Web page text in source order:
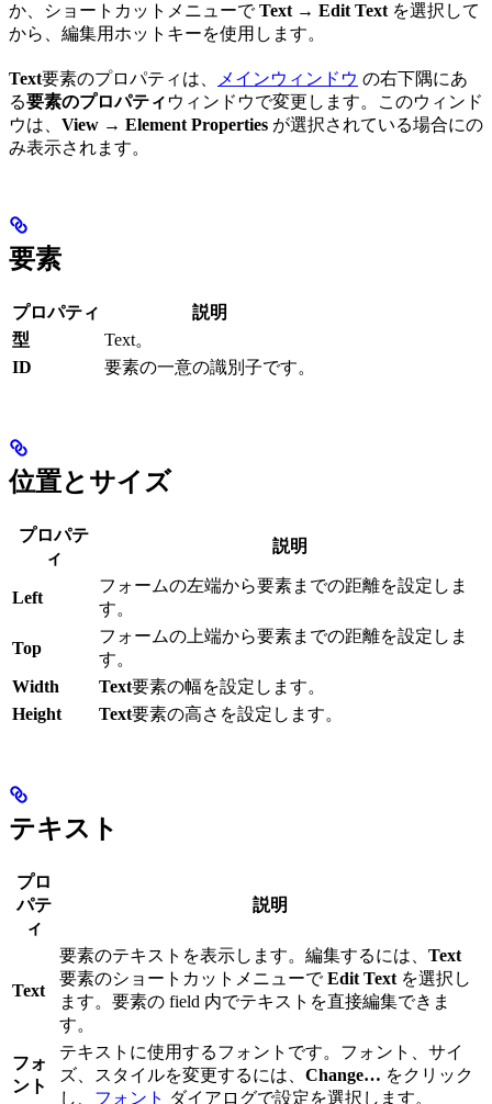
か、ショートカットメニューでText → Edit Text を選択して
から、編集用ホットキーを使用します。
Text要素のプロパティは、 メインウィンドウ の右下隅にあ
る要素のプロパティ ウィンドウで変更します。このウィンド
ウは、 View → Element Properties が選択されている場合にの
み表示されます。
要素
プロパティ
説明
型
Text。
ID
要素の一意の識別子です。
位置とサイズ
プロパテ
ィ
説明
Left
フォームの左端から要素までの距離を設定しま
す。
Top
フォームの上端から要素までの距離を設定しま
す。
Width
Text要素の幅を設定します。
Height
Text要素の高さを設定します。
テキスト
プロ
パテ
ィ
説明
Text
要素のテキストを表示します。編集するには、 Text
要素のショートカットメニューでEdit Text を選択し
ます。要素の field 内でテキストを直接編集できま
す。
フォ
ント
テキストに使用するフォントです。フォント、サイ
ズ、スタイルを変更するには、 Change… をクリック
し、 フォント ダイアログで設定を選択します。